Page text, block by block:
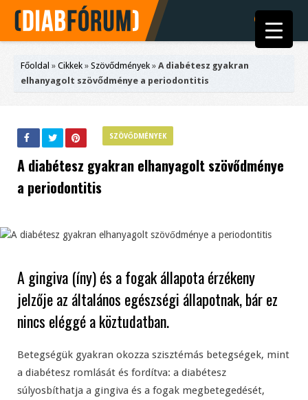
Főoldal » Cikkek » Szövődmények » A diabétesz gyakran
elhanyagolt szövődménye a periodontitis
SZÖVŐDMÉNYEK
A diabétesz gyakran elhanyagolt szövődménye
a periodontitis
A gingiva (íny) és a fogak állapota érzékeny
jelzője az általános egészségi állapotnak, bár ez
nincs eléggé a köztudatban.
Betegségük gyakran okozza szisztémás betegségek, mint
a diabétesz romlását és fordítva: a diabétesz
súlyosbíthatja a gingiva és a fogak megbetegedését,